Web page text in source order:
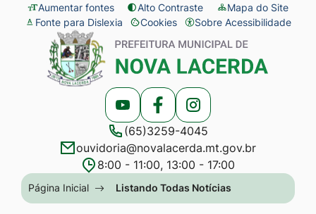
Seção
de
atalhos
acessibilidade
Ir
para
conteúdo
menu
[alt+2]
Aumentar fontes Alto Contraste
Mapa do Site
Fonte para Dislexia
Cookies
Abrir
preferências
de
cookies
Sobre Acessibilidade
Seção
menu
Acessar
a
Rede
Social
Acessar
a
Rede
Social
Acessar
a
Rede
Social
(65)3259-4045
ouvidoria@novalacerda.mt.gov.br
8:00 - 11:00, 13:00 - 17:00
Seção
do
Página Inicial Listando Todas Notícias